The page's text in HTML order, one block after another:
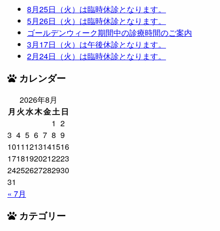
8月25日（火）は臨時休診となります。
5月26日（火）は臨時休診となります。
ゴールデンウィーク期間中の診療時間のご案内
3月17日（火）は午後休診となります。
2月24日（火）は臨時休診となります。
カレンダー
2026年8月
月 火水木金土日
1 2
3 4 5 6 7 8 9
10111213141516
17181920212223
24252627282930
31
« 7月
カテゴリー